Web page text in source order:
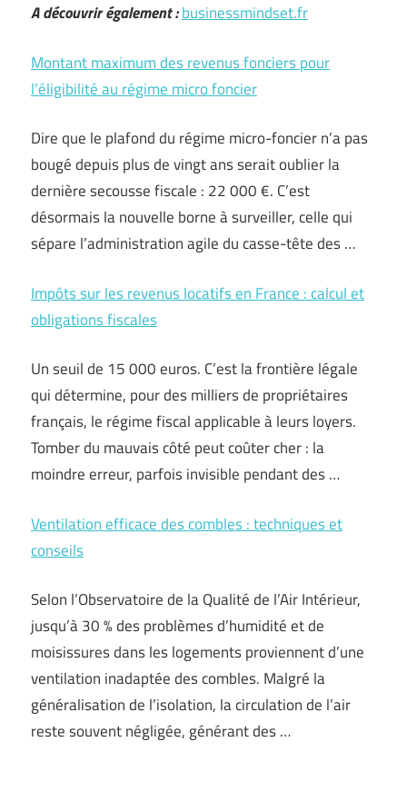
A découvrir également :businessmindset.fr
Montant maximum des revenus fonciers pour
l’éligibilité au régime micro foncier
Dire que le plafond du régime micro-foncier n’a pas
bougé depuis plus de vingt ans serait oublier la
dernière secousse fiscale : 22 000 €. C’est
désormais la nouvelle borne à surveiller, celle qui
sépare l’administration agile du casse-tête des …
Impôts sur les revenus locatifs en France : calcul et
obligations fiscales
Un seuil de 15 000 euros. C’est la frontière légale
qui détermine, pour des milliers de propriétaires
français, le régime fiscal applicable à leurs loyers.
Tomber du mauvais côté peut coûter cher : la
moindre erreur, parfois invisible pendant des …
Ventilation efficace des combles : techniques et
conseils
Selon l’Observatoire de la Qualité de l’Air Intérieur,
jusqu’à 30 % des problèmes d’humidité et de
moisissures dans les logements proviennent d’une
ventilation inadaptée des combles. Malgré la
généralisation de l’isolation, la circulation de l’air
reste souvent négligée, générant des …